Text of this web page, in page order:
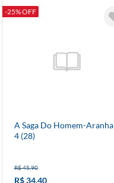
-25% OFF
A Saga Do Homem-Aranha
4 (28)
R$ 45,90
R$ 34,40